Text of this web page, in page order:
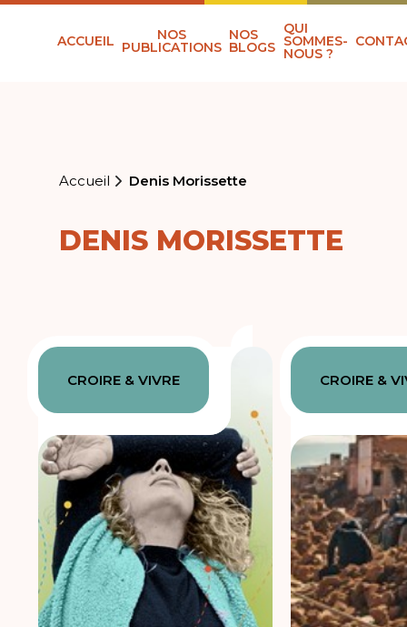
ACCUEIL NOS
PUBLICATIONS
NOS
BLOGS
QUI
SOMMES-
NOUS ?
Accueil Denis Morissette
DENIS MORISSETTE
CROIRE & VIVRE CROIRE &